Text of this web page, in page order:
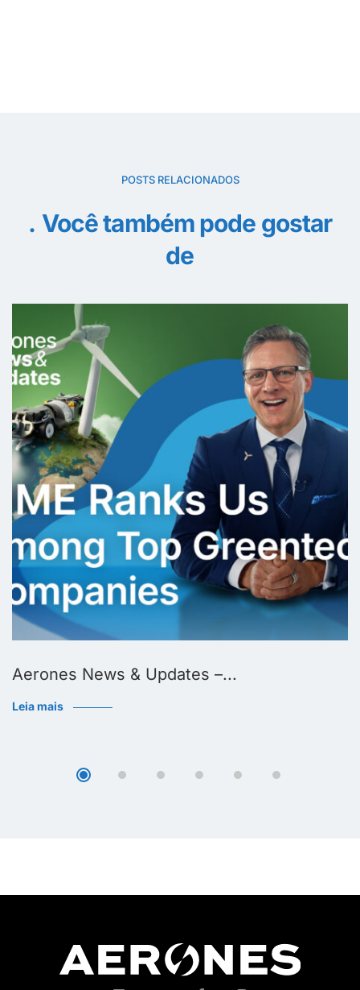
POSTS RELACIONADOS
Você também pode gostar
de
Aerones News & Updates –...
Leia mais